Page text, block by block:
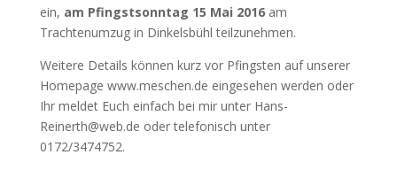
ein, am Pfingstsonntag 15 Mai 2016am
Trachtenumzug in Dinkelsbühl teilzunehmen.
Weitere Details können kurz vor Pfingsten auf unserer
Homepage www.meschen.de eingesehen werden oder
Ihr meldet Euch einfach bei mir unter Hans-
Reinerth@web.de oder telefonisch unter
0172/3474752.